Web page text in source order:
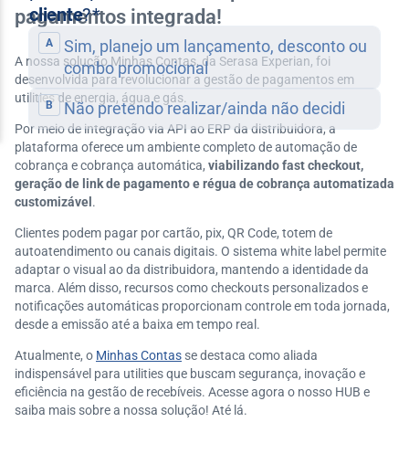
pagamentos integrada!
A nossa solução Minhas Contas, da Serasa Experian, foi
desenvolvida para revolucionar a gestão de pagamentos em
utilities de energia, água e gás.
Por meio de integração via API ao ERP da distribuidora, a
plataforma oferece um ambiente completo de automação de
cobrança e cobrança automática, viabilizando fast checkout,
geração de link de pagamento e régua de cobrança automatizada
customizável .
Clientes podem pagar por cartão, pix, QR Code, totem de
autoatendimento ou canais digitais. O sistema white label permite
adaptar o visual ao da distribuidora, mantendo a identidade da
marca. Além disso, recursos como checkouts personalizados e
notificações automáticas proporcionam controle em toda jornada,
desde a emissão até a baixa em tempo real.
Atualmente, o Minhas Contas se destaca como aliada
indispensável para utilities que buscam segurança, inovação e
eficiência na gestão de recebíveis. Acesse agora o nosso HUB e
saiba mais sobre a nossa solução! Até lá.